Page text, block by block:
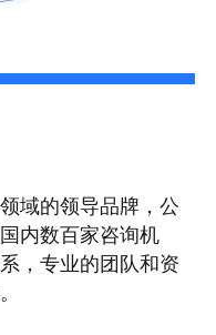
域的领导品牌，公
内数百家咨询机
，专业的团队和资